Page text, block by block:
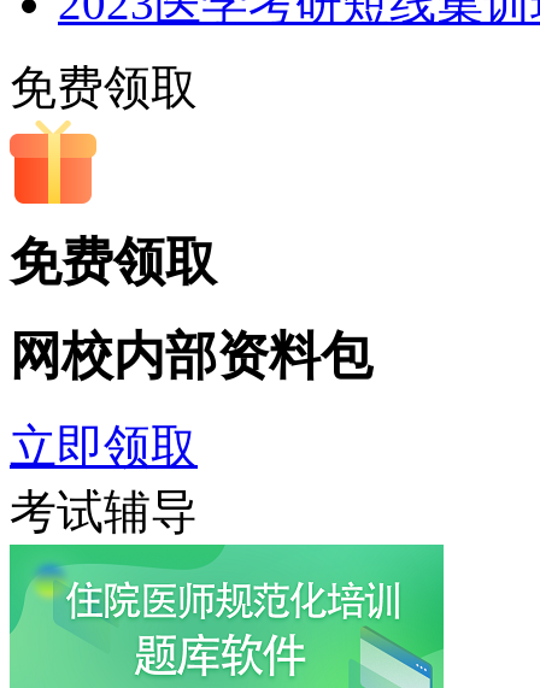
免费领取
免费领取
网校内部资料包
立即领取
考试辅导